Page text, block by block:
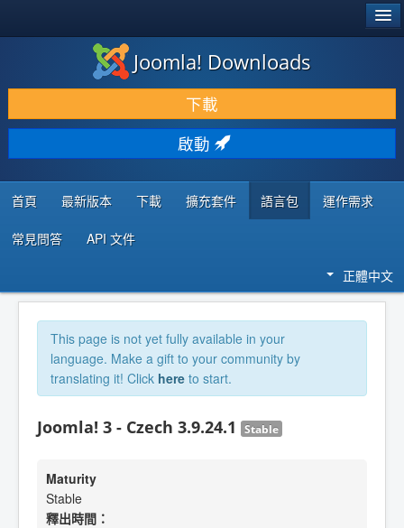
下載 & 擴充
發現 & 學習
社群 & 支援
程式者資源
Joomla! Downloads
下載
啟動
首頁 最新版本 下載 擴充套件 語言包 運作需求
常見問答 API 文件
正體中文
This page is not yet fully available in your
language. Make a gift to your community by
translating it! Click here to start.
Joomla! 3 - Czech 3.9.24.1 Stable
Maturity
Stable
釋出時間：